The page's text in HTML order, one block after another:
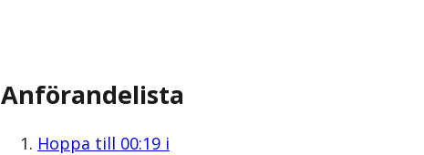
Anförandelista
Hoppa till 00:19i